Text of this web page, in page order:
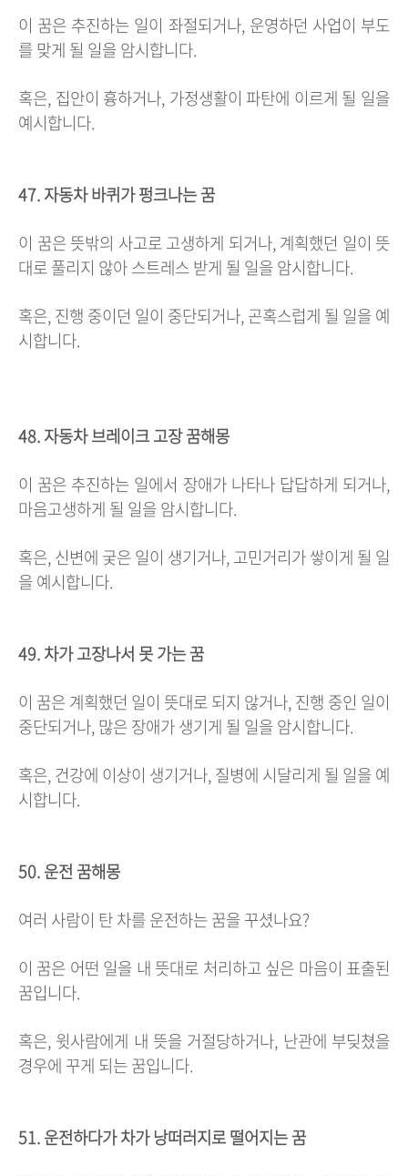
이 꿈은 추진하는 일이 좌절되거나, 운영하던 사업이 부도
를 맞게 될 일을 암시합니다.
혹은, 집안이 흉하거나, 가정생활이 파탄에 이르게 될 일을
예시합니다.
47. 자동차 바퀴가 펑크나는 꿈
이 꿈은 뜻밖의 사고로 고생하게 되거나, 계획했던 일이 뜻
대로 풀리지 않아 스트레스 받게 될 일을 암시합니다.
혹은, 진행 중이던 일이 중단되거나, 곤혹스럽게 될 일을 예
시합니다.
48. 자동차 브레이크 고장 꿈해몽
이 꿈은 추진하는 일에서 장애가 나타나 답답하게 되거나,
마음고생하게 될 일을 암시합니다.
혹은, 신변에 궂은 일이 생기거나, 고민거리가 쌓이게 될 일
을 예시합니다.
49. 차가 고장나서 못 가는 꿈
이 꿈은 계획했던 일이 뜻대로 되지 않거나, 진행 중인 일이
중단되거나, 많은 장애가 생기게 될 일을 암시합니다.
혹은, 건강에 이상이 생기거나, 질병에 시달리게 될 일을 예
시합니다.
50. 운전 꿈해몽
여러 사람이 탄 차를 운전하는 꿈을 꾸셨나요?
이 꿈은 어떤 일을 내 뜻대로 처리하고 싶은 마음이 표출된
꿈입니다.
혹은, 윗사람에게 내 뜻을 거절당하거나, 난관에 부딪쳤을
경우에 꾸게 되는 꿈입니다.
51. 운전하다가 차가 낭떠러지로 떨어지는 꿈